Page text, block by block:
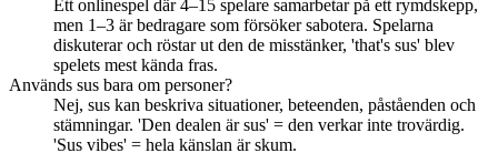
Ett onlinespel där 4–15 spelare samarbetar på ett rymdskepp,
men 1–3 är bedragare som försöker sabotera. Spelarna
diskuterar och röstar ut den de misstänker, 'that's sus' blev
spelets mest kända fras.
Används sus bara om personer?
Nej, sus kan beskriva situationer, beteenden, påståenden och
stämningar. 'Den dealen är sus' = den verkar inte trovärdig.
'Sus vibes' = hela känslan är skum.